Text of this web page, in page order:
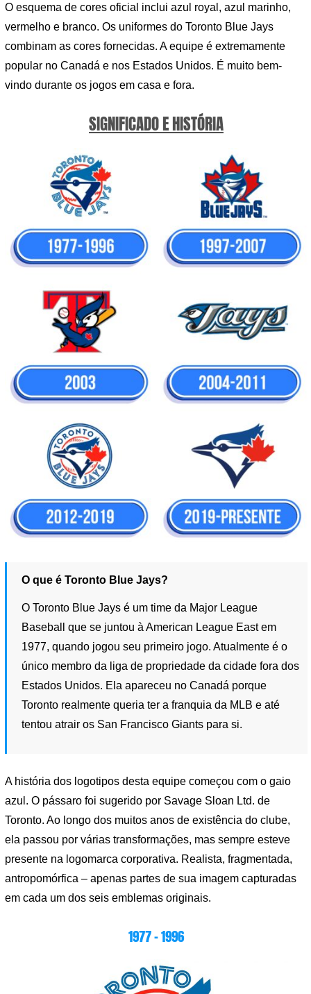
O esquema de cores oficial inclui azul royal, azul marinho,
vermelho e branco. Os uniformes do Toronto Blue Jays
combinam as cores fornecidas. A equipe é extremamente
popular no Canadá e nos Estados Unidos. É muito bem-
vindo durante os jogos em casa e fora.
SIGNIFICADO E HISTÓRIA
O que é Toronto Blue Jays?
O Toronto Blue Jays é um time da Major League
Baseball que se juntou à American League East em
1977, quando jogou seu primeiro jogo. Atualmente é o
único membro da liga de propriedade da cidade fora dos
Estados Unidos. Ela apareceu no Canadá porque
Toronto realmente queria ter a franquia da MLB e até
tentou atrair os San Francisco Giants para si.
A história dos logotipos desta equipe começou com o gaio
azul. O pássaro foi sugerido por Savage Sloan Ltd. de
Toronto. Ao longo dos muitos anos de existência do clube,
ela passou por várias transformações, mas sempre esteve
presente na logomarca corporativa. Realista, fragmentada,
antropomórfica – apenas partes de sua imagem capturadas
em cada um dos seis emblemas originais.
1977 – 1996